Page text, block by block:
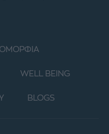
ΟΜΟΡΦΙΑ
WELL BEING
BLOGS